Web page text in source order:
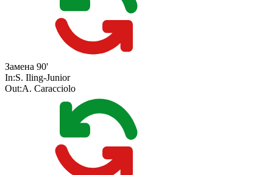
Замена 90'
In:S. Iling-Junior
Out:A. Caracciolo